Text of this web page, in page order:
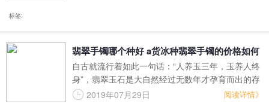
标签:
翡翠手镯哪个种好 a货冰种翡翠手镯的价格如何
自古就流行着如此一句话：“人养玉三年，玉养人终
身”，翡翠玉石是大自然经过无数年才孕育而出的存
在，体质欠好的人长时间调配翡翠镯子，翡翠的矿
2019年07月29日 阅读详情》